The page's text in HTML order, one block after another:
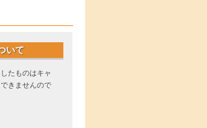
いて
たものはキャ
きませんので